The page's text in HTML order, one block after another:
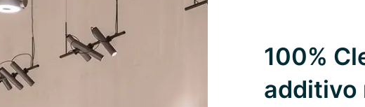
100%
additivo